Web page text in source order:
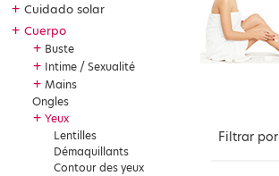
+ Cuidado solar
+ Cuerpo
+ Buste
+ Intime / Sexualité
+ Mains
Ongles
+ Yeux
Lentilles
Démaquillants
Contour des yeux
Filtrar por